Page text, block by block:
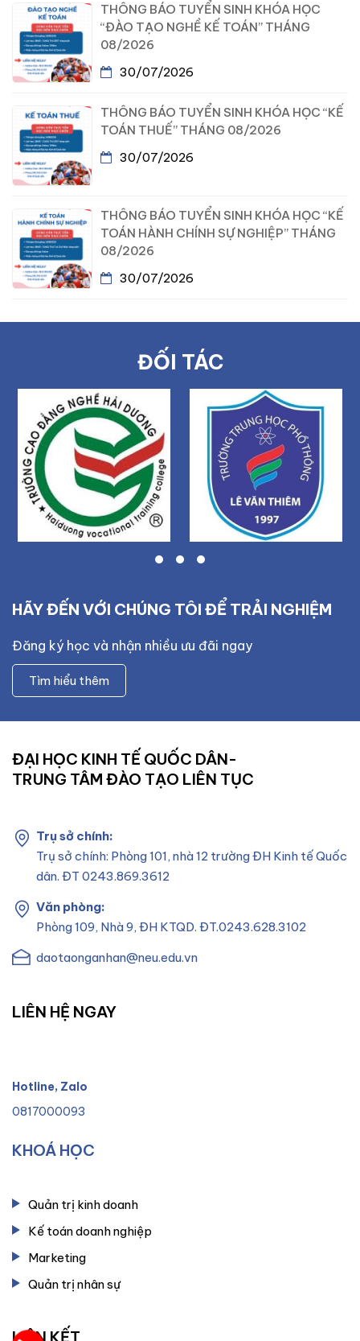
THÔNG BÁO TUYỂN SINH KHÓA HỌC
“ĐÀO TẠO NGHỀ KẾ TOÁN” THÁNG
08/2026
30/07/2026
THÔNG BÁO TUYỂN SINH KHÓA HỌC “KẾ
TOÁN THUẾ” THÁNG 08/2026
30/07/2026
THÔNG BÁO TUYỂN SINH KHÓA HỌC “KẾ
TOÁN HÀNH CHÍNH SỰ NGHIỆP” THÁNG
08/2026
30/07/2026
ĐỐI TÁC
HÃY ĐẾN VỚI CHÚNG TÔI ĐỂ TRẢI NGHIỆM
Đăng ký học và nhận nhiều ưu đãi ngay
Tìm hiểu thêm
ĐẠI HỌC KINH TẾ QUỐC DÂN-
TRUNG TÂM ĐÀO TẠO LIÊN TỤC
Trụ sở chính:
Trụ sở chính: Phòng 101, nhà 12 trường ĐH Kinh tế Quốc
dân. ĐT 0243.869.3612
Văn phòng:
Phòng 109, Nhà 9, ĐH KTQD. ĐT.0243.628.3102
daotaonganhan@neu.edu.vn
LIÊN HỆ NGAY
Hotline, Zalo
0817000093
KHOÁ HỌC
Quản trị kinh doanh
Kế toán doanh nghiệp
Marketing
Quản trị nhân sự
LIÊN KẾT